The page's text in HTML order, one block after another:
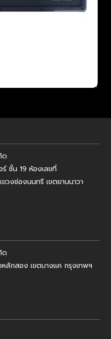
ด
ร์ ชั้น 19 ห้องเลขที่
วงช่องนนทรี เขตยานนาวา
ด
ลักสอง เขตบางแค กรุงเทพฯ